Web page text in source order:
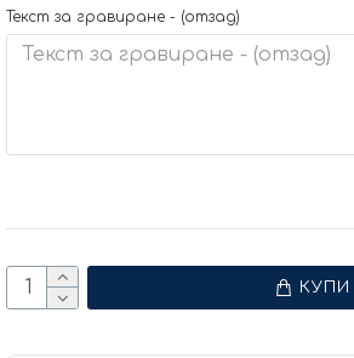
Текст за гравиране - (отзад)
КУПИ